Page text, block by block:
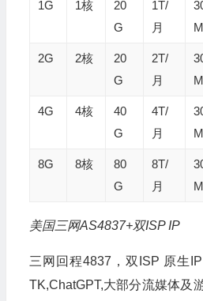
1G 1核
20
G
1T/
月
M
2G 2核
20
G
2T/
月
M
4G 4核
40
G
4T/
月
M
8G 8核
80
G
8T/
月
M
美国三网AS4837+双ISP IP
三网回程4837，双ISP 原生
TK,ChatGPT,大部分流媒体及